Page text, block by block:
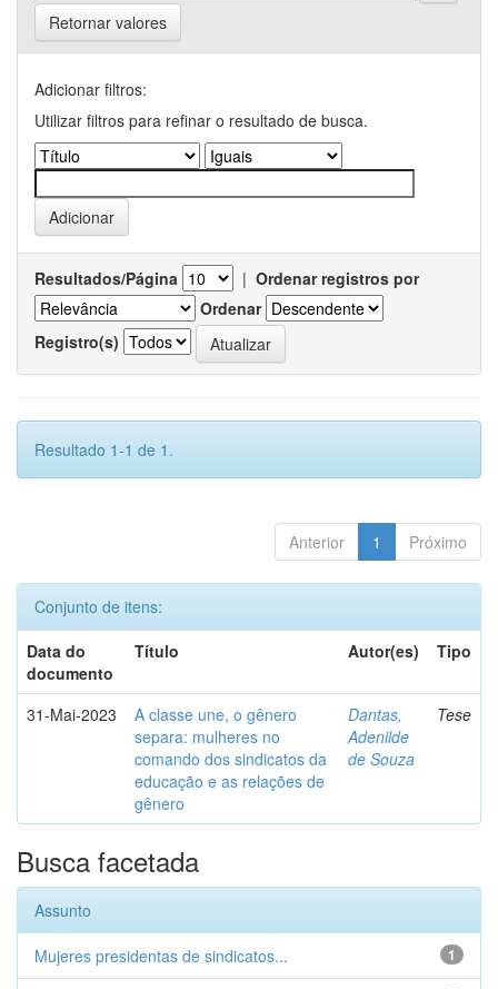
Retornar valores
Adicionar filtros:
Utilizar filtros para refinar o resultado de busca.
Resultados/Página | Ordenar registros por
Ordenar
Registro(s)
Resultado 1-1 de 1.
Anterior 1 Próximo
Conjunto de itens:
Data do
documento
Título Autor(es) Tipo
31-Mai-2023
A classe une, o gênero
separa: mulheres no
comando dos sindicatos da
educação e as relações de
gênero
Dantas,
Adenilde
de Souza
Tese
Busca facetada
Assunto
1
Mujeres presidentas de sindicatos...